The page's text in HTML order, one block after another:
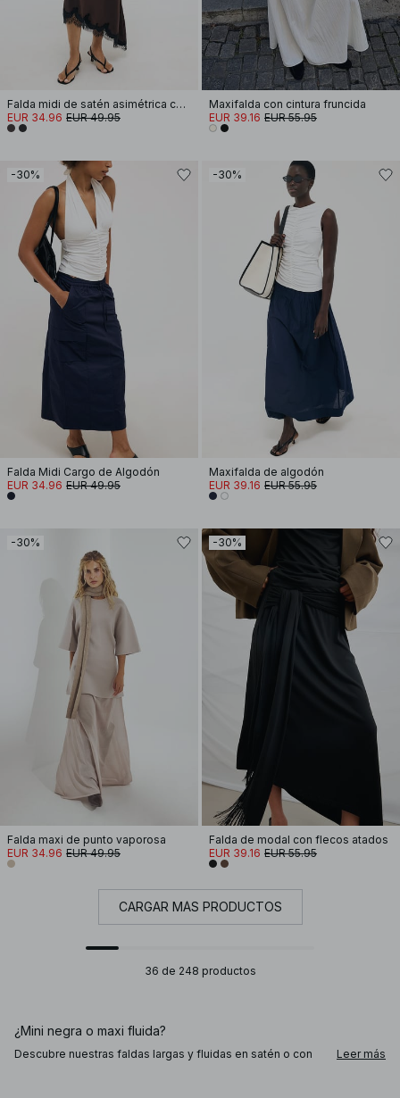
Falda midi de satén asimétrica con encaje
EUR 34.96 EUR 49.95
Maxifalda con cintura fruncida
EUR 39.16 EUR 55.95
-30%
Falda Midi Cargo de Algodón
EUR 34.96 EUR 49.95
-30%
Maxifalda de algodón
EUR 39.16 EUR 55.95
-30%
Falda maxi de punto vaporosa
EUR 34.96 EUR 49.95
-30%
Falda de modal con flecos atados
EUR 39.16 EUR 55.95
CARGAR MÁS PRODUCTOS
36 de 248 productos
¿Mini negra o maxi fluida?
Descubre nuestras faldas largas y fluidas en satén o con
Leer más